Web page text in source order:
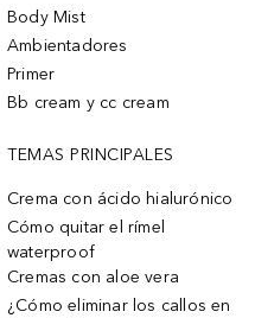
Body Mist
Ambientadores
Primer
Bb cream y cc cream
TEMAS PRINCIPALES
Crema con ácido hialurónico
Cómo quitar el rímel
waterproof
Cremas con aloe vera
¿Cómo eliminar los callos en